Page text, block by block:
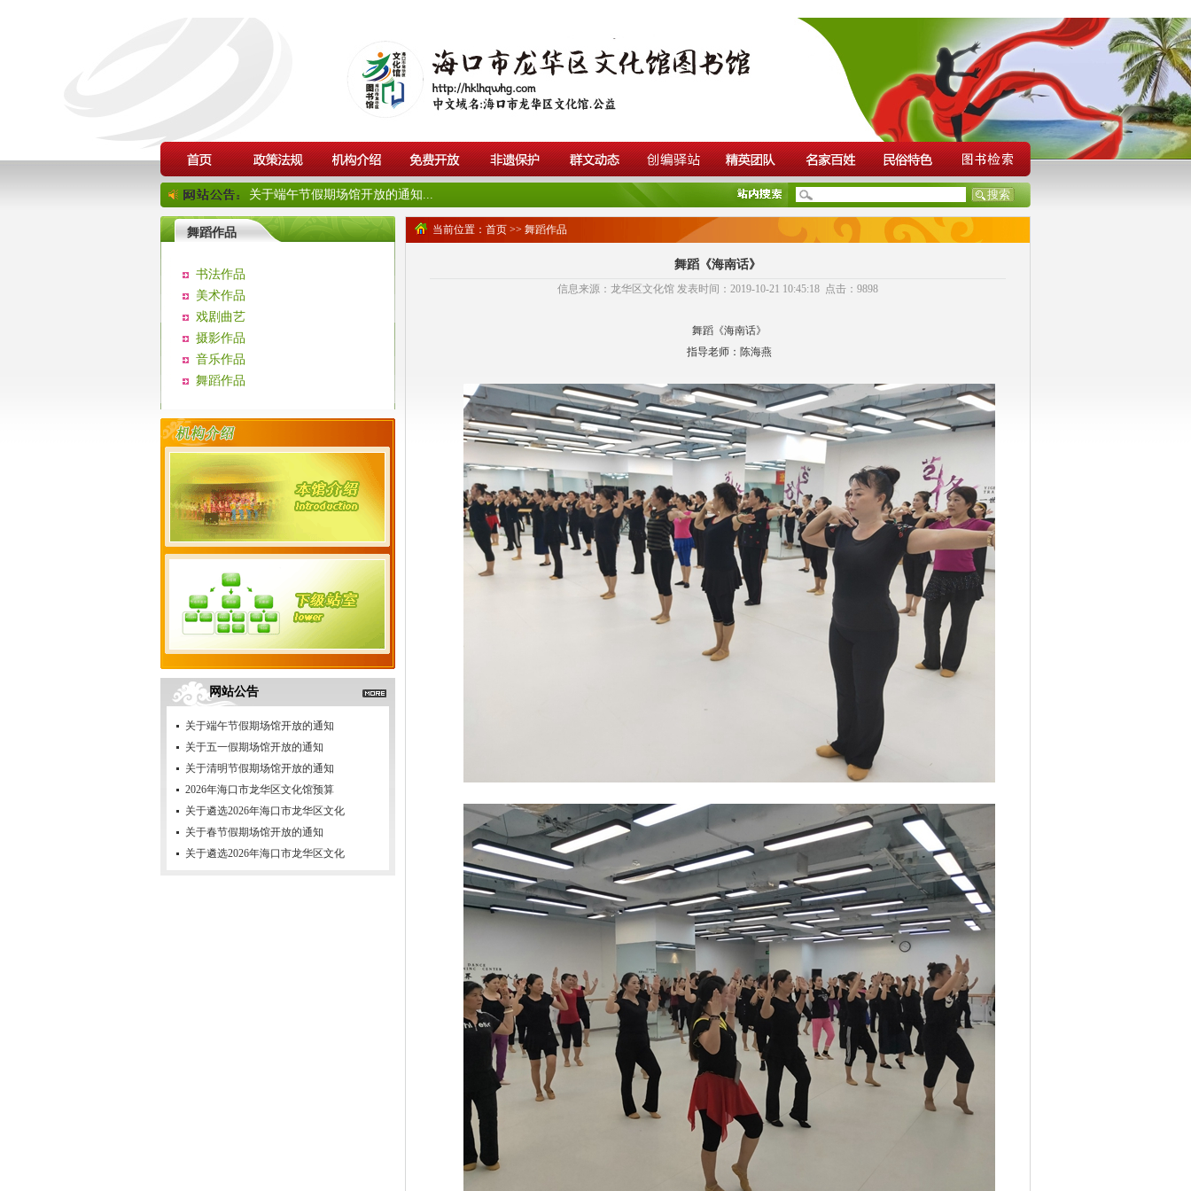
关于端午节假期场馆开放的通知...
舞蹈作品
书法作品
美术作品
戏剧曲艺
摄影作品
音乐作品
舞蹈作品
网站公告
关于端午节假期场馆开放的通知
关于五一假期场馆开放的通知
关于清明节假期场馆开放的通知
2026年海口市龙华区文化馆预算
关于遴选2026年海口市龙华区文化
关于春节假期场馆开放的通知
关于遴选2026年海口市龙华区文化
当前位置： 首页 >> 舞蹈作品
舞蹈《海南话》
信息来源：龙华区文化馆 发表时间：2019-10-21 10:45:18 点击：9898
舞蹈《海南话》
指导老师：陈海燕